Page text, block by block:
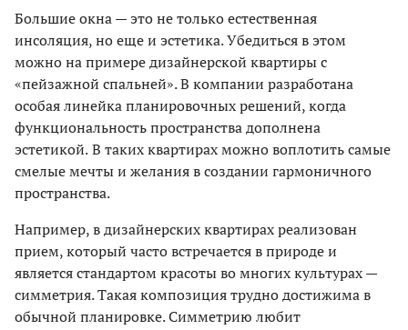
Большие окна — это не только естественная
инсоляция, но еще и эстетика. Убедиться в этом
можно на примере дизайнерской квартиры с
«пейзажной спальней». В компании разработана
особая линейка планировочных решений, когда
функциональность пространства дополнена
эстетикой.В таких квартирах можно воплотить самые
смелые мечты и желания в создании гармоничного
пространства.
Например, в дизайнерских квартирах реализован
прием, который часто встречается в природе и
является стандартом красоты во многих культурах —
симметрия. Такая композиция трудно достижима в
обычной планировке. Симметрию любит